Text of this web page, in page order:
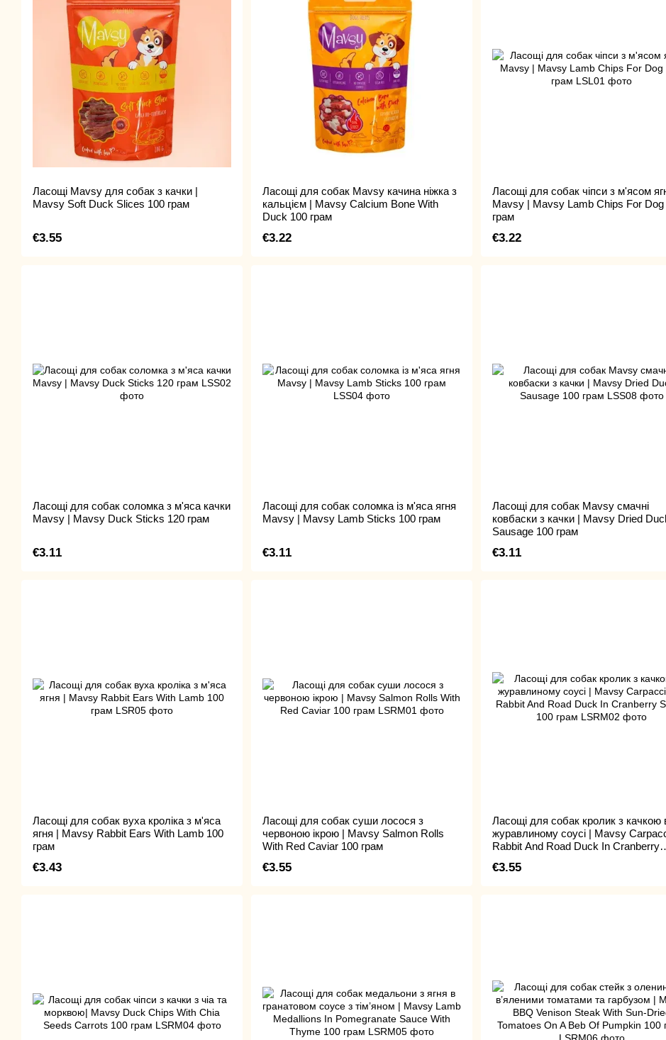
Ласощі Mavsy для собак з качки |
Mavsy Soft Duck Slices 100 грам
€3.55
Ласощі для собак Mavsy качина ніжка з
кальцієм | Mavsy Calcium Bone With
Duck 100 грам
€3.22
Ласощі для собак чіпси з м'ясом
Mavsy | Mavsy Lamb Chips For Dog
грам
€3.22
Ласощі для собак соломка з м'яса качки
Mavsy | Mavsy Duck Sticks 120 грам
€3.11
Ласощі для собак соломка із м'яса ягня
Mavsy | Mavsy Lamb Sticks 100 грам
€3.11
Ласощі для собак Mavsy смачні
ковбаски з качки | Mavsy Dried
Sausage 100 грам
€3.11
Ласощі для собак вуха кроліка з м'яса
ягня | Mavsy Rabbit Ears With Lamb 100
грам
€3.43
Ласощі для собак суши лосося з
червоною ікрою | Mavsy Salmon Rolls
With Red Caviar 100 грам
€3.55
Ласощі для собак кролик з качкою
журавлиному соусі | Mavsy
Rabbit And Road Duck In Cranberry
€3.55